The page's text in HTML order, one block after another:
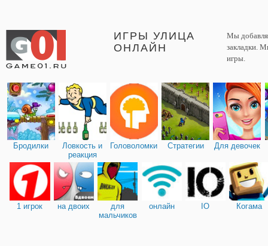
ИГРЫ УЛИЦА
ОНЛАЙН
Мы
закладки.
игры.
Бродилки
Ловкость и
реакция
Головоломки Стратегии Для девочек
1 игрок на двоих
для
мальчиков
онлайн IO Когама